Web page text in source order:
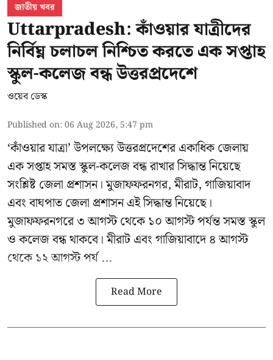
জাতীয় খবর
Uttarpradesh: কাঁওয়ার যাত্রীদের
নির্বিঘ্ন চলাচল নিশ্চিত করতে এক সপ্তাহ
স্কুল-কলেজ বন্ধ উত্তরপ্রদেশে
ওয়েব ডেস্ক
Published on:06 Aug 2026, 5:47 pm
‘কাঁওয়ার যাত্রা’উপলক্ষ্যে উত্তরপ্রদেশের একাধিক জেলায়
এক সপ্তাহ সমস্ত স্কুল-কলেজ বন্ধ রাখার সিদ্ধান্ত নিয়েছে
সংশ্লিষ্ট জেলা প্রশাসন। মুজাফফরনগর, মীরাট, গাজিয়াবাদ
এবং বাঘপাত জেলা প্রশাসন এই সিদ্ধান্ত নিয়েছে।
মুজাফফরনগরে ৩ আগস্ট থেকে ১০ আগস্ট পর্যন্ত সমস্ত স্কুল
ও কলেজ বন্ধ থাকবে। মীরাট এবং গাজিয়াবাদে ৪ আগস্ট
থেকে ১২ আগস্ট পর্য ...
Read More